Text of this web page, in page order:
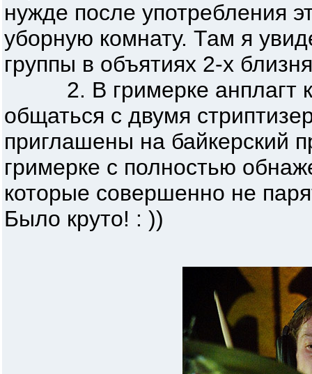
нужде после употребления
уборную комнату. Там я
группы в объятиях 2-х
2. В гримерке анплагт
общаться с двумя
приглашены на байкерский
гримерке с полностью
которые совершенно не
Было круто! : ))